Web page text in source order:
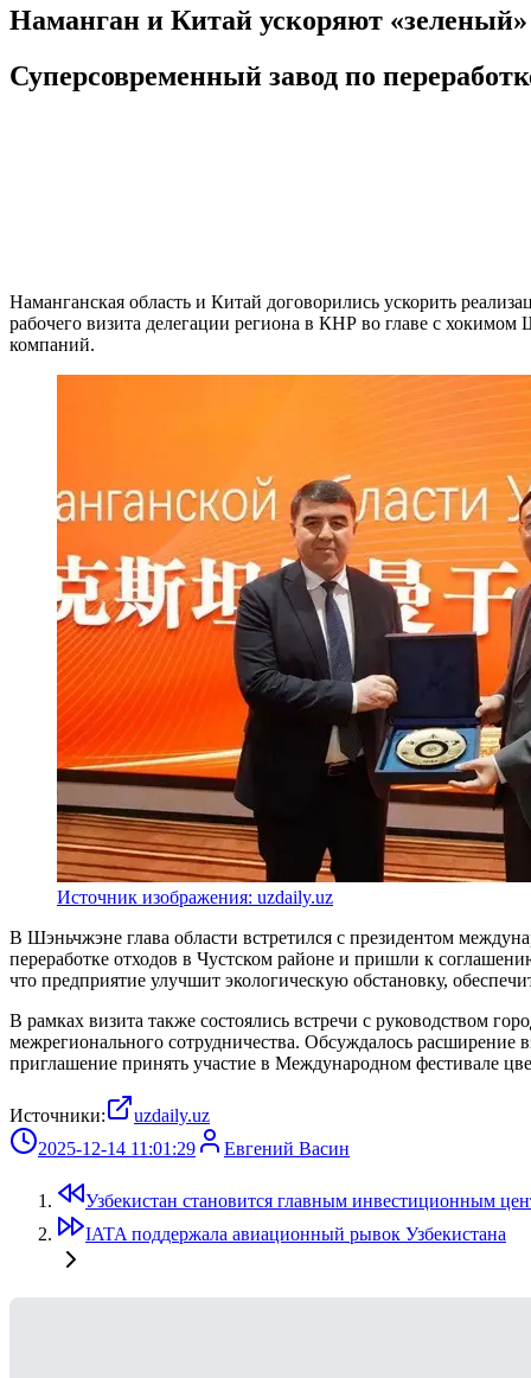
Наманган и Китай ускоряют
Суперсовременный завод по
Наманганская область и Китай договорились ускорить
рабочего визита делегации региона в КНР во главе с
компаний.
Источник изображения: uzdaily.uz
В Шэньчжэне глава области встретился с президентом
переработке отходов в Чустском районе и пришли к
что предприятие улучшит экологическую обстановку,
В рамках визита также состоялись встречи с руководством
межрегионального сотрудничества. Обсуждалось
приглашение принять участие в Международном фестивале
Источники:
uzdaily.uz
2025-12-14 11:01:29
Евгений Васин
Узбекистан становится главным инвестиционным
IATA поддержала авиационный рывок Узбекистана